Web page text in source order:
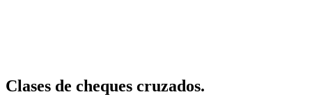
Clases de cheques cruzados.